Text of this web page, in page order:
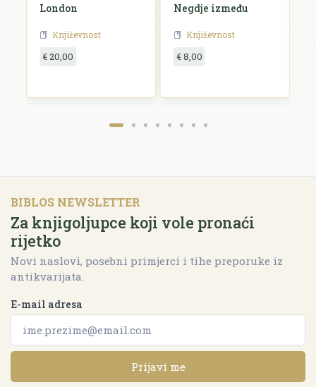
London
Književnost
€ 20,00
Negdje između
Književnost
€ 8,00
BIBLOS NEWSLETTER
Za knjigoljupce koji vole pronaći
rijetko
Novi naslovi, posebni primjerci i tihe preporuke iz
antikvarijata.
E-mail adresa
Prijavi me